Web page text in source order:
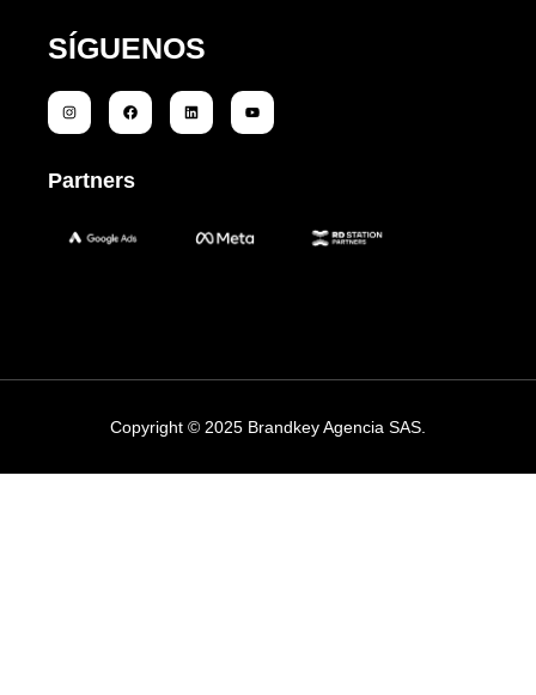
SÍGUENOS
Partners
Copyright © 2025 Brandkey Agencia SAS.